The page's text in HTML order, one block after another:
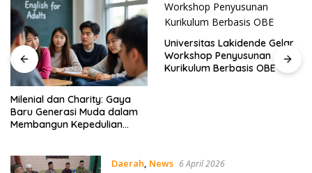
Charity: Gaya
Muda dalam
Kepedulian
Universitas Lakidende Gelar
Workshop Penyusunan
Kurikulum Berbasis OBE
Ketua
Daerah, News 6 April 2026